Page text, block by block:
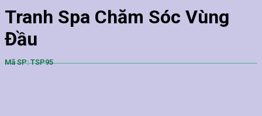
Tranh Spa Chăm Sóc Vùng
Đầu
Mã SP: TSP95